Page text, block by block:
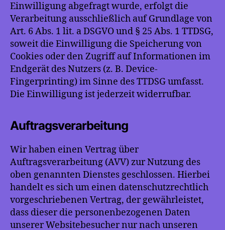
Einwilligung abgefragt wurde, erfolgt die
Verarbeitung ausschließlich auf Grundlage von
Art. 6 Abs. 1 lit. a DSGVO und § 25 Abs. 1 TTDSG,
soweit die Einwilligung die Speicherung von
Cookies oder den Zugriff auf Informationen im
Endgerät des Nutzers (z. B. Device-
Fingerprinting) im Sinne des TTDSG umfasst.
Die Einwilligung ist jederzeit widerrufbar.
Auftragsverarbeitung
Wir haben einen Vertrag über
Auftragsverarbeitung (AVV) zur Nutzung des
oben genannten Dienstes geschlossen. Hierbei
handelt es sich um einen datenschutzrechtlich
vorgeschriebenen Vertrag, der gewährleistet,
dass dieser die personenbezogenen Daten
unserer Websitebesucher nur nach unseren